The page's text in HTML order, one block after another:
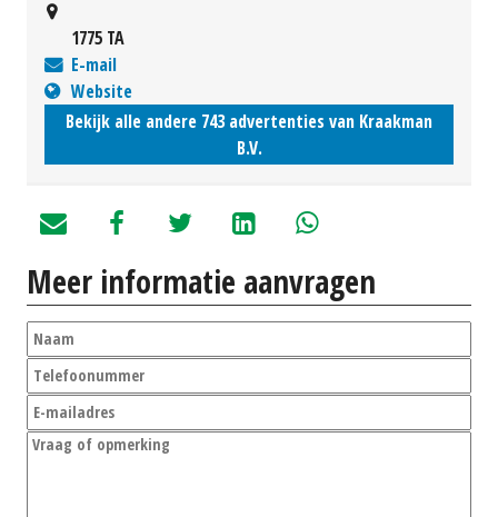
1775 TA
E-mail
Website
Bekijk alle andere 743 advertenties van Kraakman
B.V.
Meer informatie aanvragen